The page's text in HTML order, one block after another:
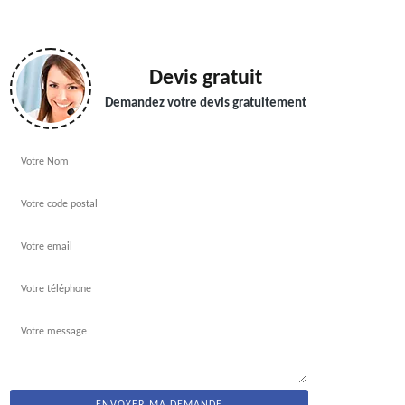
Devis gratuit
Demandez votre devis gratuitement